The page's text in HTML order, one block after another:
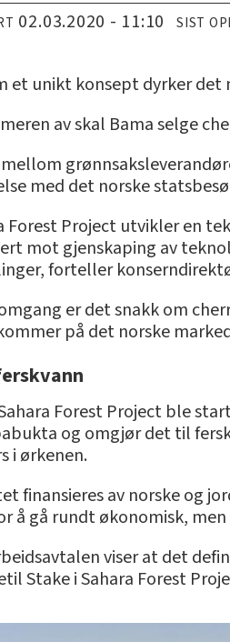
02.03.2020 - 11:10 SIST
et unikt konsept dyrker det
av skal Bama selge
med det norske
Forest Project utvikler en
mot gjenskaping av
forteller
er det snakk om
på det norske
Forest Project ble
og omgjør det til
i ørkenen.
finansieres av norske og
å gå rundt økonomisk,
viser at det
Stake i Sahara Forest